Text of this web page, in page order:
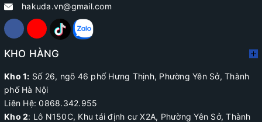
hakuda.vn@gmail.com
KHO HÀNG
Kho 1: Số 26, ngõ 46 phố Hưng Thịnh, Phường Yên Sở, Thành
phố Hà Nội
Liên Hệ: 0868.342.955
Kho 2: Lô N150C, Khu tái định cư X2A, Phường Yên Sở, Thành